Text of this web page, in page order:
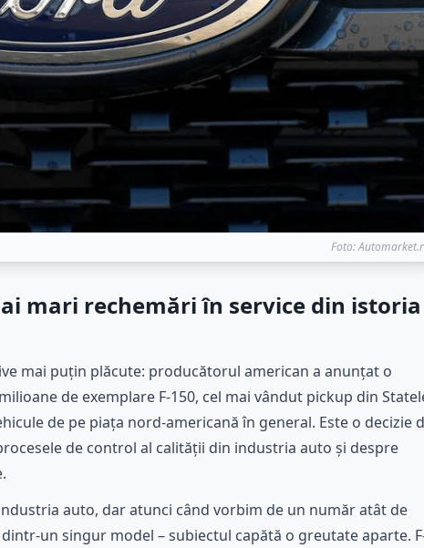
Foto:
mari rechemări în service din istoria
mai puțin plăcute: producătorul american a anunțat o
de exemplare F-150, cel mai vândut pickup din
de pe piața nord-americană în general. Este o decizie
de control al calității din industria auto și despre
auto, dar atunci când vorbim de un număr atât de
un singur model – subiectul capătă o greutate aparte.